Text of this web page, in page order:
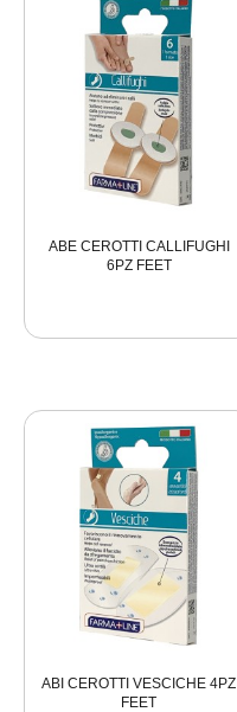
ABE CEROTTI CALLIFUGHI
6PZ FEET
ABI CEROTTI VESCICHE 4PZ
FEET